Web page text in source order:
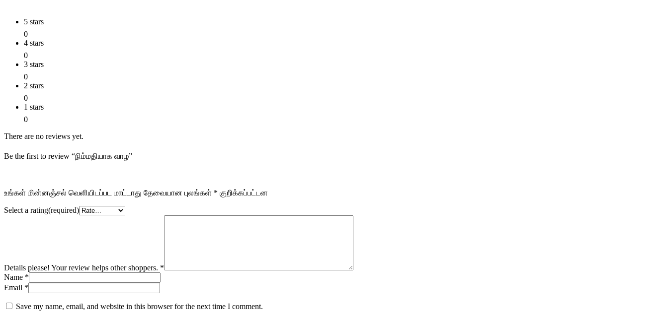
5 stars
0
4 stars
0
3 stars
0
2 stars
0
1 stars
0
There are no reviews yet.
Be the first to review “நிம்மதியாக வாழ”
உங்கள் மின்னஞ்சல் வெளியிடப்பட மாட்டாது தேவையான புலங்கள் * குறிக்கப்பட்டன
Select a rating(required)
Details please! Your review helps other shoppers. *
Name *
Email *
Save my name, email, and website in this browser for the next time I comment.